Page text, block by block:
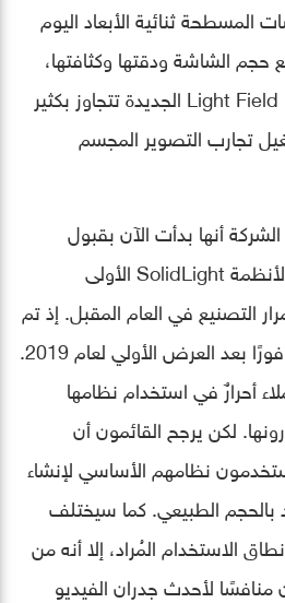
ثنائية الأبعاد اليوم
الشاشة ودقتها وكثافتها،
فإن إمكانات تقنيات Light Field Lab الجديدة تتجاوز بكثير
تجارب التصوير المجسم
أنها بدأت الآن بقبول
الطلبات للطلب المسبق لأنظمة SolidLight الأولى
التصنيع في العام المقبل. إذ تم
بيع أنظمة ما قبل الإنتاج فورًا بعد العرض الأولي لعام 2019.
أحرارٌ في استخدام نظامها
لكن يرجح القائمون أن
نظامهم الأساسي لإنشاء
بالحجم الطبيعي. كما سيختلف
الاستخدام المُراد، إلا أنه من
لأحدث جدران الفيديو